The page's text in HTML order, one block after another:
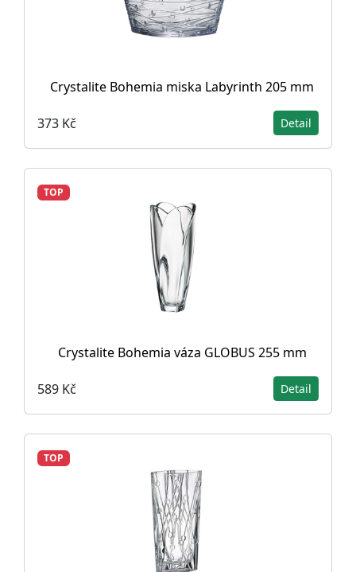
Crystalite Bohemia miska Labyrinth 205 mm
373 Kč Detail
TOP
Crystalite Bohemia váza GLOBUS 255 mm
589 Kč Detail
TOP